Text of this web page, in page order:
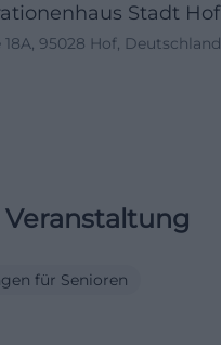
Stadt Hof
95028 Hof, Deutschland
Veranstaltung
für Senioren